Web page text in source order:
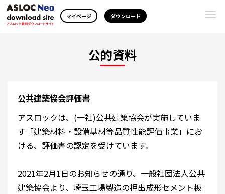
マイページ ダウンロード
公的資料
公共建築協会評価書
アスロックは、(一社)公共建築協会が実施していま
す「建築材料・設備基材等品質性能評価事業」にお
ける、評価書の認定を受けています。
2021年2月1日のお知らせの通り、一般社団法人公共
建築協会より、埼玉工場製造の押出成形セメント板